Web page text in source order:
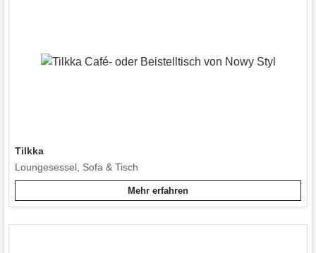
Tilkka
Loungesessel, Sofa & Tisch
Mehr erfahren